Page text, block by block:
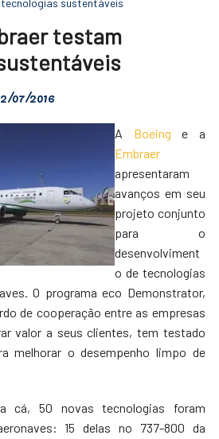
sustentáveis
testam
07/2016
A Boeing e a
Embraer
apresentaram
avanços em seu
projeto conjunto
para o
desenvolviment
o de tecnologias
O programa eco Demonstrator,
de cooperação entre as empresas
valor a seus clientes, tem testado
melhorar o desempenho limpo de
cá, 50 novas tecnologias foram
15 delas no 737-800 da